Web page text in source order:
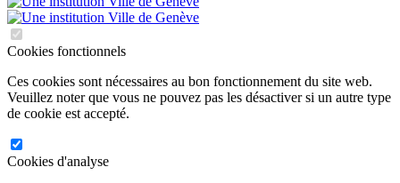
Cookies fonctionnels
Ces cookies sont nécessaires au bon fonctionnement du site web.
Veuillez noter que vous ne pouvez pas les désactiver si un autre type
de cookie est accepté.
Cookies d'analyse